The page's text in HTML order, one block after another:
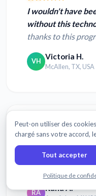
I wouldn't have
without this
thanks to this
VH Victoria H.
McAllen, TX, USA
Transcribed 98%
not a great audio
RA Rana A.
Peut-on utiliser des
chargé sans votre accord,
Tout accepter
Politique de